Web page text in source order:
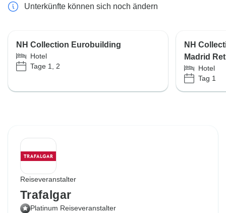
Unterkünfte können sich noch ändern
NH Collection Eurobuilding
Hotel
Tage 1, 2
NH
Madrid
Hotel
Tag 1
Reiseveranstalter
Trafalgar
Platinum Reiseveranstalter